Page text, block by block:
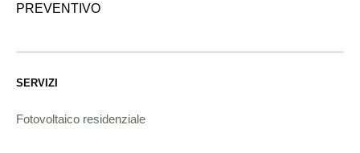
PREVENTIVO
SERVIZI
Fotovoltaico residenziale